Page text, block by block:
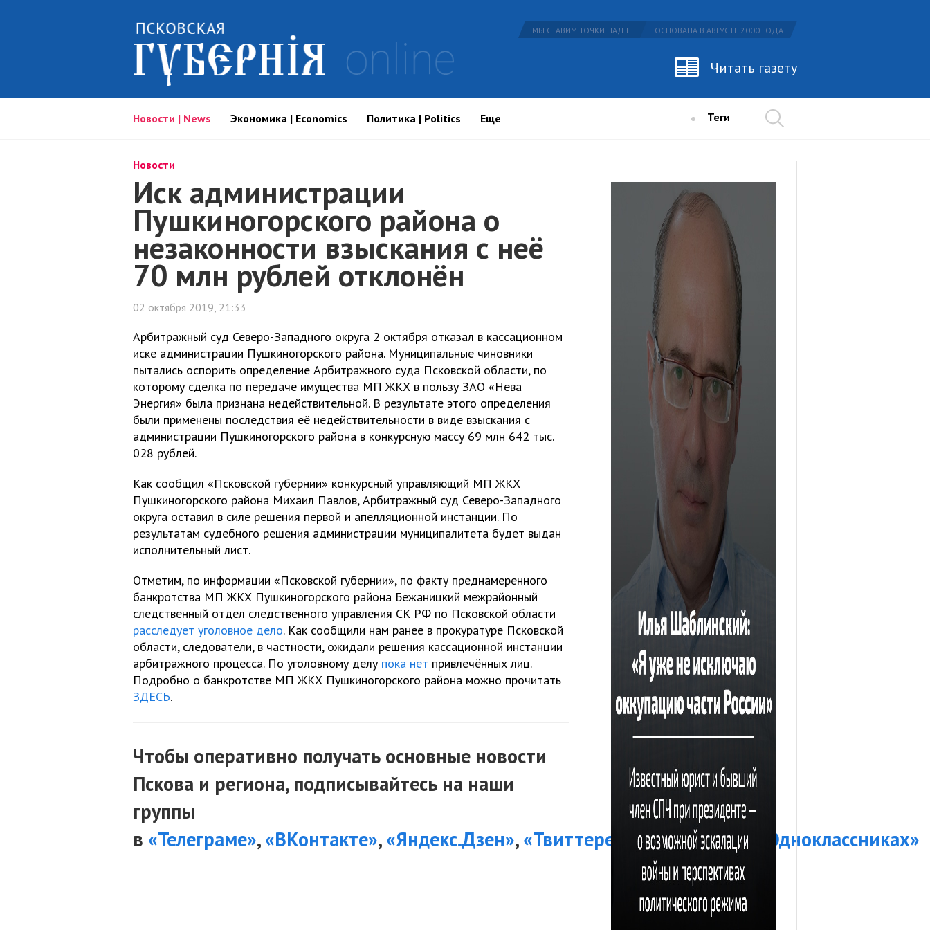
МЫ СТАВИМ ТОЧКИ НАД I ОСНОВАНА В АВГУСТЕ 2000 ГОДА
Читать газету
Новости | News Экономика | Economics Политика | Politics Еще Теги
Новости
Иск администрации
Пушкиногорского района о
незаконности взыскания с неё
70 млн рублей отклонён
02 октября 2019, 21:33
Арбитражный суд Северо-Западного округа 2 октября отказал в кассационном
иске администрации Пушкиногорского района. Муниципальные чиновники
пытались оспорить определение Арбитражного суда Псковской области, по
которому сделка по передаче имущества МП ЖКХ в пользу ЗАО «Нева
Энергия» была признана недействительной. В результате этого определения
были применены последствия её недействительности в виде взыскания с
администрации Пушкиногорского района в конкурсную массу 69 млн 642 тыс.
028 рублей.
Как сообщил «Псковской губернии» конкурсный управляющий МП ЖКХ
Пушкиногорского района Михаил Павлов, Арбитражный суд Северо-Западного
округа оставил в силе решения первой и апелляционной инстанции. По
результатам судебного решения администрации муниципалитета будет выдан
исполнительный лист.
Отметим, по информации «Псковской губернии», по факту преднамеренного
банкротства МП ЖКХ Пушкиногорского района Бежаницкий межрайонный
следственный отдел следственного управления СК РФ по Псковской области
расследует уголовное дело. Как сообщили нам ранее в прокуратуре Псковской
области, следователи, в частности, ожидали решения кассационной инстанции
арбитражного процесса. По уголовному делу пока нет привлечённых лиц.
Подробно о банкротстве МП ЖКХ Пушкиногорского района можно прочитать
ЗДЕСЬ.
Чтобы оперативно получать основные новости
Пскова и региона, подписывайтесь на наши
группы
в «Телеграме»,«ВКонтакте»,«Яндекс.Дзен»,«Твиттере» «Фейсбуке»и «Одноклассниках»